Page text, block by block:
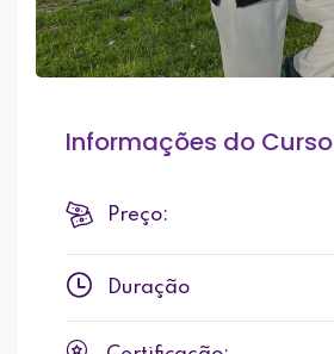
Informações do Curso
Preço:
Duração